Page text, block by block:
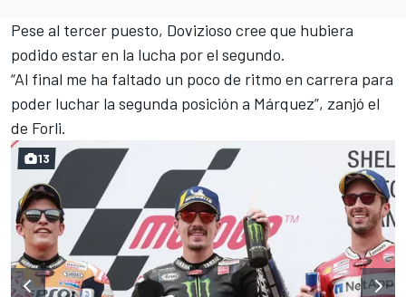
Pese al tercer puesto, Dovizioso cree que hubiera
podido estar en la lucha por el segundo.
“Al final me ha faltado un poco de ritmo en carrera para
poder luchar la segunda posición a Márquez”, zanjó el
de Forli.
13